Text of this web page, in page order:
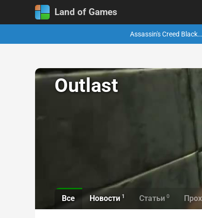
Land of Games
Assassin's Creed Black…
Outlast
Все Новости 1 Статьи 0